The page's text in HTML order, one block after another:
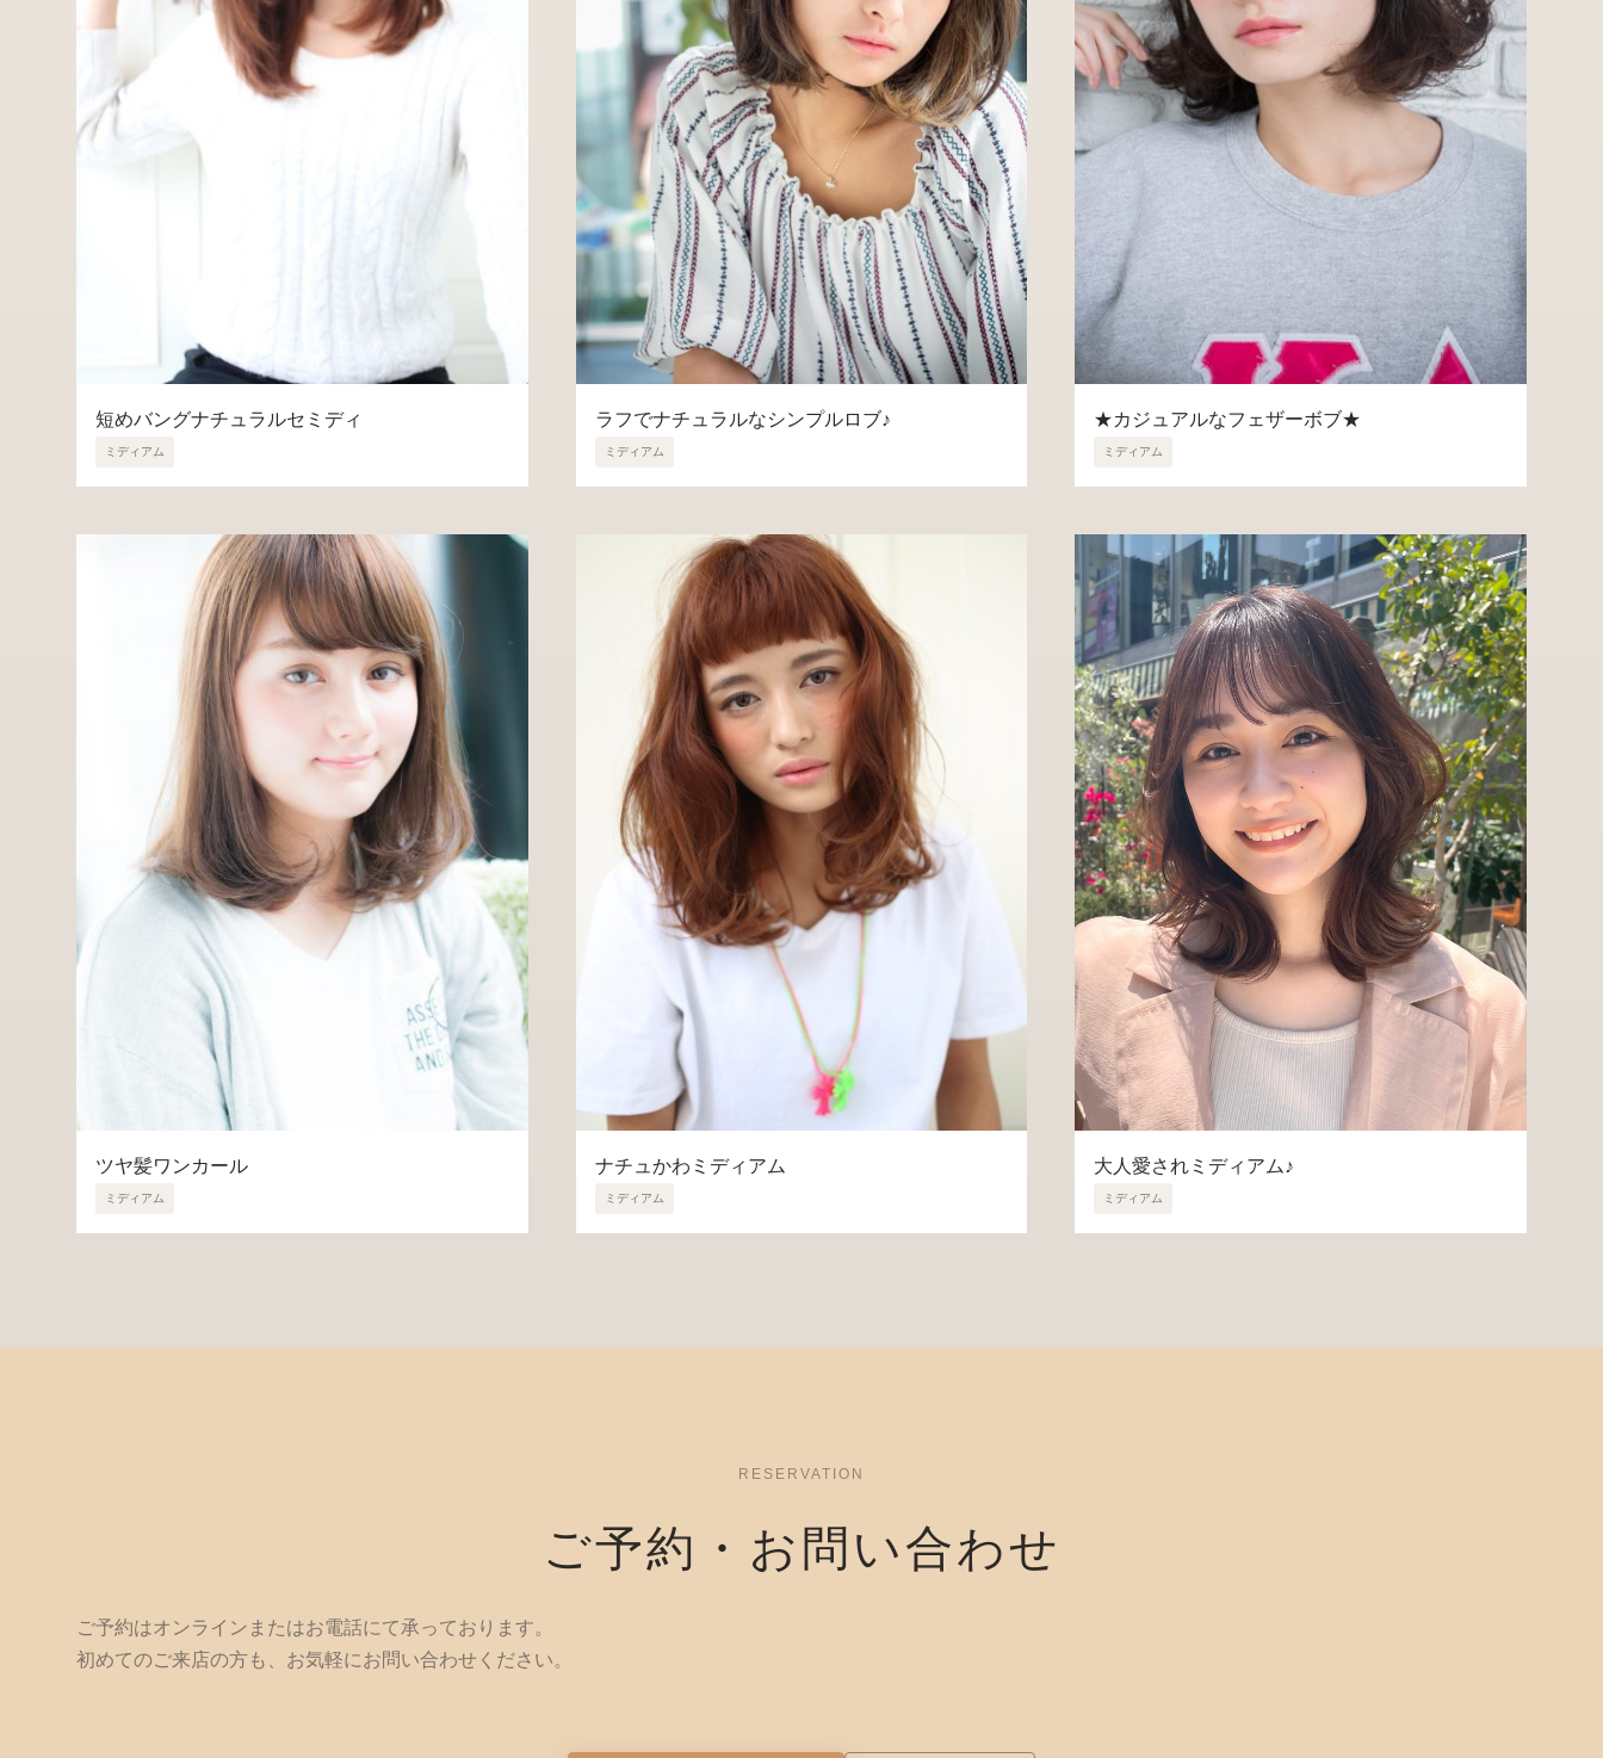
短めバングナチュラルセミディ
ミディアム
ラフでナチュラルなシンプルロブ♪
ミディアム
★カジュアルなフェザーボブ★
ミディアム
ツヤ髪ワンカール
ミディアム
ナチュかわミディアム
ミディアム
大人愛されミディアム♪
ミディアム
RESERVATION
ご予約・お問い合わせ
ご予約はオンラインまたはお電話にて承っております。
初めてのご来店の方も、お気軽にお問い合わせください。